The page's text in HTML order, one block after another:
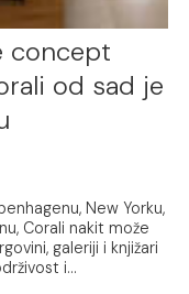
concept
od sad je
New Yorku,
Corali nakit može
galeriji i knjižari
i...